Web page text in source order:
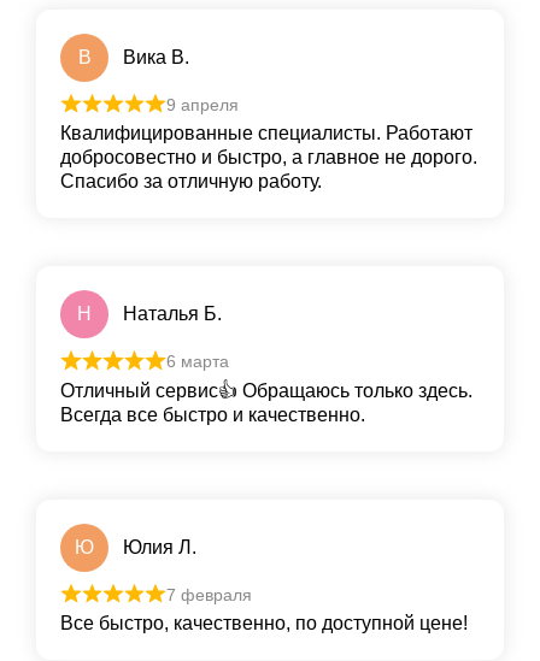
В Вика В.
9 апреля
Квалифицированные специалисты. Работают
добросовестно и быстро, а главное не дорого.
Спасибо за отличную работу.
Н Наталья Б.
6 марта
Отличный сервис👍 Обращаюсь только здесь.
Всегда все быстро и качественно.
Ю Юлия Л.
7 февраля
Все быстро, качественно, по доступной цене!